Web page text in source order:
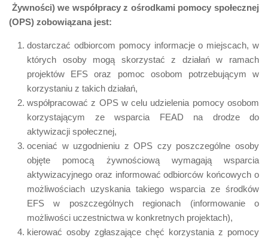
Żywności) we współpracy z ośrodkami pomocy społecznej
(OPS) zobowiązana jest:
dostarczać odbiorcom pomocy informacje o miejscach, w
których osoby mogą skorzystać z działań w ramach
projektów EFS oraz pomoc osobom potrzebującym w
korzystaniu z takich działań,
współpracować z OPS w celu udzielenia pomocy osobom
korzystającym ze wsparcia FEAD na drodze do
aktywizacji społecznej,
oceniać w uzgodnieniu z OPS czy poszczególne osoby
objęte pomocą żywnościową wymagają wsparcia
aktywizacyjnego oraz informować odbiorców końcowych o
możliwościach uzyskania takiego wsparcia ze środków
EFS w poszczególnych regionach (informowanie o
możliwości uczestnictwa w konkretnych projektach),
kierować osoby zgłaszające chęć korzystania z pomocy